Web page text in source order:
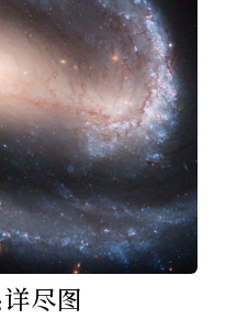
尽图